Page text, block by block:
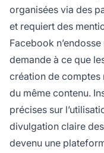
organisées via des
et requiert des
Facebook
demande à ce que
création de comptes
du même contenu.
précises sur
divulgation claire
devenu une